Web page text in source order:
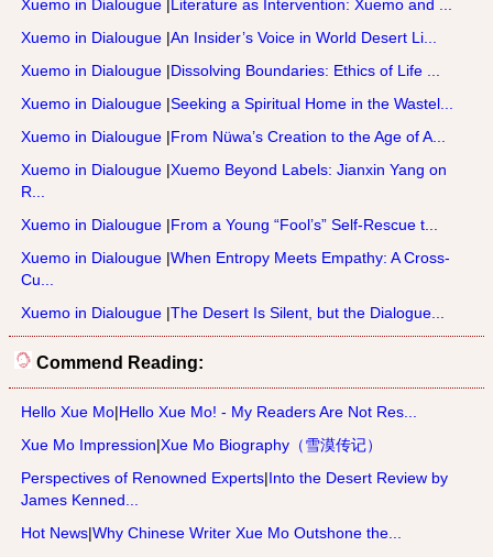
Xuemo in Dialougue |Literature as Intervention: Xuemo and ...
Xuemo in Dialougue |An Insider’s Voice in World Desert Li...
Xuemo in Dialougue |Dissolving Boundaries: Ethics of Life ...
Xuemo in Dialougue |Seeking a Spiritual Home in the Wastel...
Xuemo in Dialougue |From Nüwa’s Creation to the Age of A...
Xuemo in Dialougue |Xuemo Beyond Labels: Jianxin Yang on
R...
Xuemo in Dialougue |From a Young “Fool’s” Self-Rescue t...
Xuemo in Dialougue |When Entropy Meets Empathy: A Cross-
Cu...
Xuemo in Dialougue |The Desert Is Silent, but the Dialogue...
Commend Reading:
Hello Xue Mo|Hello Xue Mo! - My Readers Are Not Res...
Xue Mo Impression|Xue Mo Biography（雪漠传记）
Perspectives of Renowned Experts|Into the Desert Review by
James Kenned...
Hot News|Why Chinese Writer Xue Mo Outshone the...